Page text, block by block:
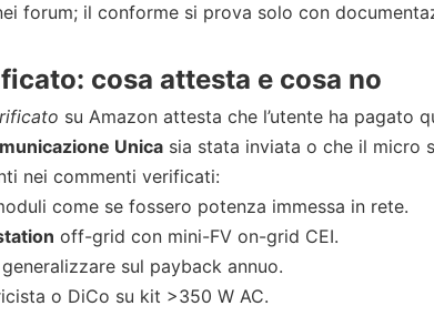
forum; il conforme si prova solo con
cosa attesta e cosa no
su Amazon attesta che l’utente ha pagato
Unica sia stata inviata o che il micro
nei commenti verificati:
come se fossero potenza immessa in rete.
off-grid con mini-FV on-grid CEI.
sul payback annuo.
o DiCo su kit >350 W AC.